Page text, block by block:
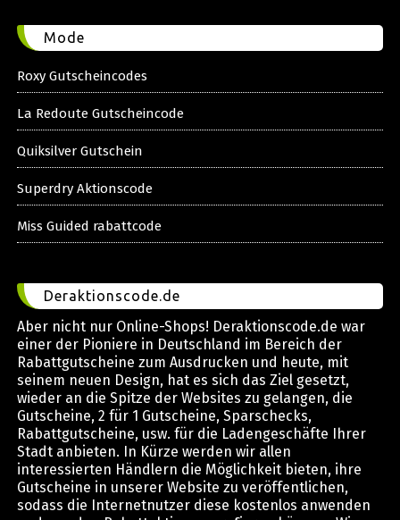
Mode
Roxy Gutscheincodes
La Redoute Gutscheincode
Quiksilver Gutschein
Superdry Aktionscode
Miss Guided rabattcode
Deraktionscode.de
Aber nicht nur Online-Shops! Deraktionscode.de war
einer der Pioniere in Deutschland im Bereich der
Rabattgutscheine zum Ausdrucken und heute, mit
seinem neuen Design, hat es sich das Ziel gesetzt,
wieder an die Spitze der Websites zu gelangen, die
Gutscheine, 2 für 1 Gutscheine, Sparschecks,
Rabattgutscheine, usw. für die Ladengeschäfte Ihrer
Stadt anbieten. In Kürze werden wir allen
interessierten Händlern die Möglichkeit bieten, ihre
Gutscheine in unserer Website zu veröffentlichen,
sodass die Internetnutzer diese kostenlos anwenden